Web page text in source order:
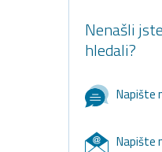
Nenašli
hledali?
Napište
Napište